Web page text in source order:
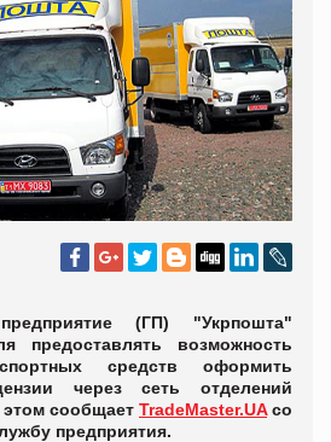
предприятие (ГП) "Укрпошта"
предоставлять возможность
средств оформить
через сеть отделений
сообщает TradeMaster.UAсо
предприятия.